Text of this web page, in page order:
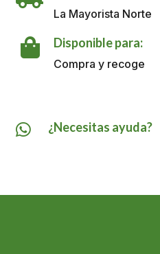
cantidadLa Mayorista Norte
 Disponible para:
Compra y recoge
 ¿Necesitas ayuda?